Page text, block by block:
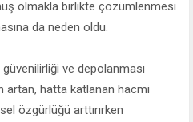
olmakla birlikte çözümlenmesi
da neden oldu.
ve depolanması
artan, hatta katlanan hacmi
özgürlüğü arttırırken